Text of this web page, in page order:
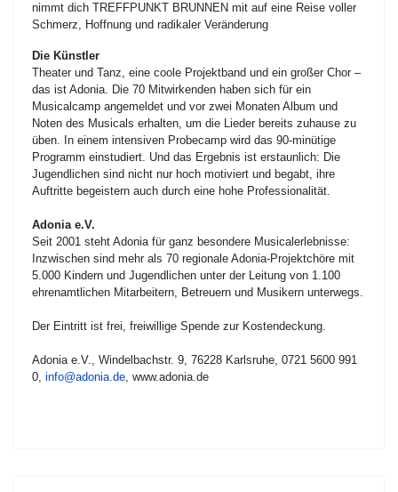
nimmt dich TREFFPUNKT BRUNNEN mit auf eine Reise voller
Schmerz, Hoffnung und radikaler Veränderung
Die Künstler
Theater und Tanz, eine coole Projektband und ein großer Chor –
das ist Adonia. Die 70 Mitwirkenden haben sich für ein
Musicalcamp angemeldet und vor zwei Monaten Album und
Noten des Musicals erhalten, um die Lieder bereits zuhause zu
üben. In einem intensiven Probecamp wird das 90-minütige
Programm einstudiert. Und das Ergebnis ist erstaunlich: Die
Jugendlichen sind nicht nur hoch motiviert und begabt, ihre
Auftritte begeistern auch durch eine hohe Professionalität.
Adonia e.V.
Seit 2001 steht Adonia für ganz besondere Musicalerlebnisse:
Inzwischen sind mehr als 70 regionale Adonia-Projektchöre mit
5.000 Kindern und Jugendlichen unter der Leitung von 1.100
ehrenamtlichen Mitarbeitern, Betreuern und Musikern unterwegs.
Der Eintritt ist frei, freiwillige Spende zur Kostendeckung.
Adonia e.V., Windelbachstr. 9, 76228 Karlsruhe, 0721 5600 991
0, info@adonia.de, www.adonia.de